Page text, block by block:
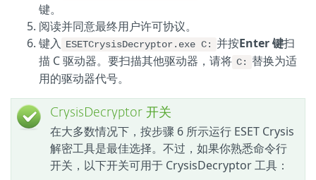
键。
阅读并同意最终用户许可协议。
键入 ESETCrysisDecryptor.exe C: 并按Enter 键扫
描 C 驱动器。要扫描其他驱动器，请将 C:
替换为适
用的驱动器代号。
CrysisDecryptor 开关
在大多数情况下，按步骤 6 所示运行 ESET Crysis
解密工具是最佳选择。不过，如果你熟悉命令行
开关，以下开关可用于 CrysisDecryptor 工具：